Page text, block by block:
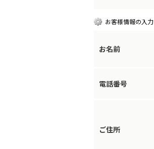
お客様情報の入力
お名前
電話番号
ご住所